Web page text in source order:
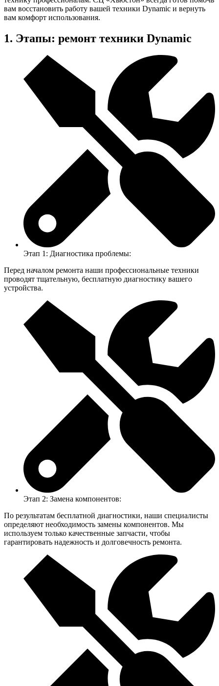
вам восстановить работу вашей техники Dynamic и вернуть
вам комфорт использования.
1. Этапы: ремонт техники Dynamic
Этап 1: Диагностика проблемы:
Перед началом ремонта наши профессиональные техники
проводят тщательную, бесплатную диагностику вашего
устройства.
Этап 2: Замена компонентов:
По результатам бесплатной диагностики, наши специалисты
определяют необходимость замены компонентов. Мы
используем только качественные запчасти, чтобы
гарантировать надежность и долговечность ремонта.